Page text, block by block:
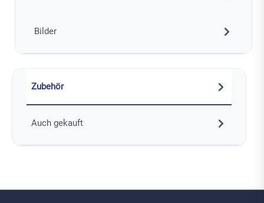
Bilder
Zubehör
Auch gekauft